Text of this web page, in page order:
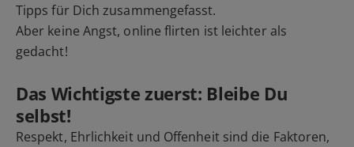
Tipps für Dich zusammengefasst.
Aber keine Angst, online flirten ist leichter als
gedacht!
Das Wichtigste zuerst: Bleibe Du
selbst!
Respekt, Ehrlichkeit und Offenheit sind die Faktoren,